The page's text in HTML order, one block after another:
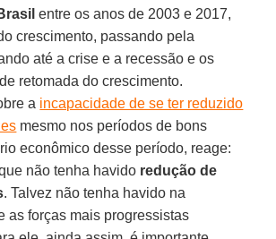
entre os anos de 2003 e 2017,
crescimento, passando pela
até a crise e a recessão e os
retomada do crescimento.
a incapacidade de se ter reduzido
mesmo nos períodos de bons
econômico desse período, reage:
não tenha havido redução de
. Talvez não tenha havido na
as forças mais progressistas